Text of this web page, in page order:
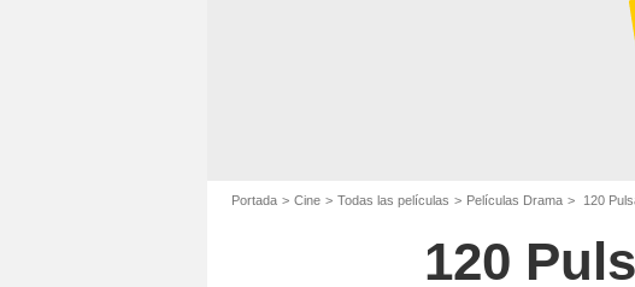
Portada Cine Todas las películas Películas Drama 120
120